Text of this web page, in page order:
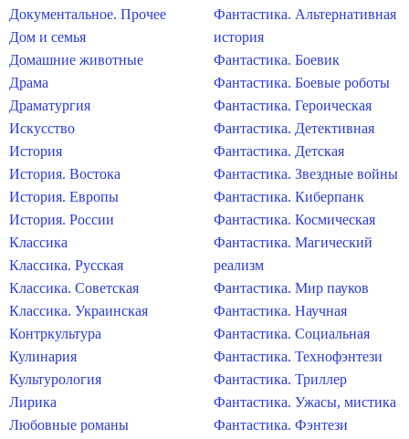
Документальное. Прочее
Дом и семья
Домашние животные
Драма
Драматургия
Искусство
История
История. Востока
История. Европы
История. России
Классика
Классика. Русская
Классика. Советская
Классика. Украинская
Контркультура
Кулинария
Культурология
Лирика
Любовные романы
Фантастика. Альтернативная
история
Фантастика. Боевик
Фантастика. Боевые роботы
Фантастика. Героическая
Фантастика. Детективная
Фантастика. Детская
Фантастика. Звездные войны
Фантастика. Киберпанк
Фантастика. Космическая
Фантастика. Магический
реализм
Фантастика. Мир пауков
Фантастика. Научная
Фантастика. Социальная
Фантастика. Технофэнтези
Фантастика. Триллер
Фантастика. Ужасы, мистика
Фантастика. Фэнтези